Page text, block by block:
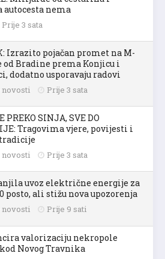
autocesta nema
Prije 3 sata
Izrazito pojačan promet na M-
od Bradine prema Konjicu i
dodatno usporavaju radovi
novosti Prije 3 sata
PREKO SINJA, SVE DO
Tragovima vjere, povijesti i
novosti Prije 3 sata
uvoz električne energije za
posto, ali stižu nova upozorenja
novosti Prije 9 sati
valorizaciju nekropole
Novog Travnika